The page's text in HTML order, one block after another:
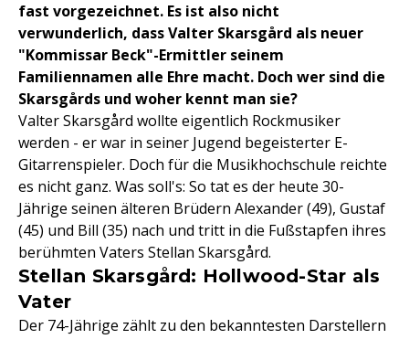
fast vorgezeichnet. Es ist also nicht
verwunderlich, dass Valter Skarsgård als neuer
"Kommissar Beck"-Ermittler seinem
Familiennamen alle Ehre macht. Doch wer sind die
Skarsgårds und woher kennt man sie?
Valter Skarsgård wollte eigentlich Rockmusiker
werden - er war in seiner Jugend begeisterter E-
Gitarrenspieler. Doch für die Musikhochschule reichte
es nicht ganz. Was soll's: So tat es der heute 30-
Jährige seinen älteren Brüdern Alexander (49), Gustaf
(45) und Bill (35) nach und tritt in die Fußstapfen ihres
berühmten Vaters Stellan Skarsgård.
Stellan Skarsgård: Hollwood-Star als
Vater
Der 74-Jährige zählt zu den bekanntesten Darstellern